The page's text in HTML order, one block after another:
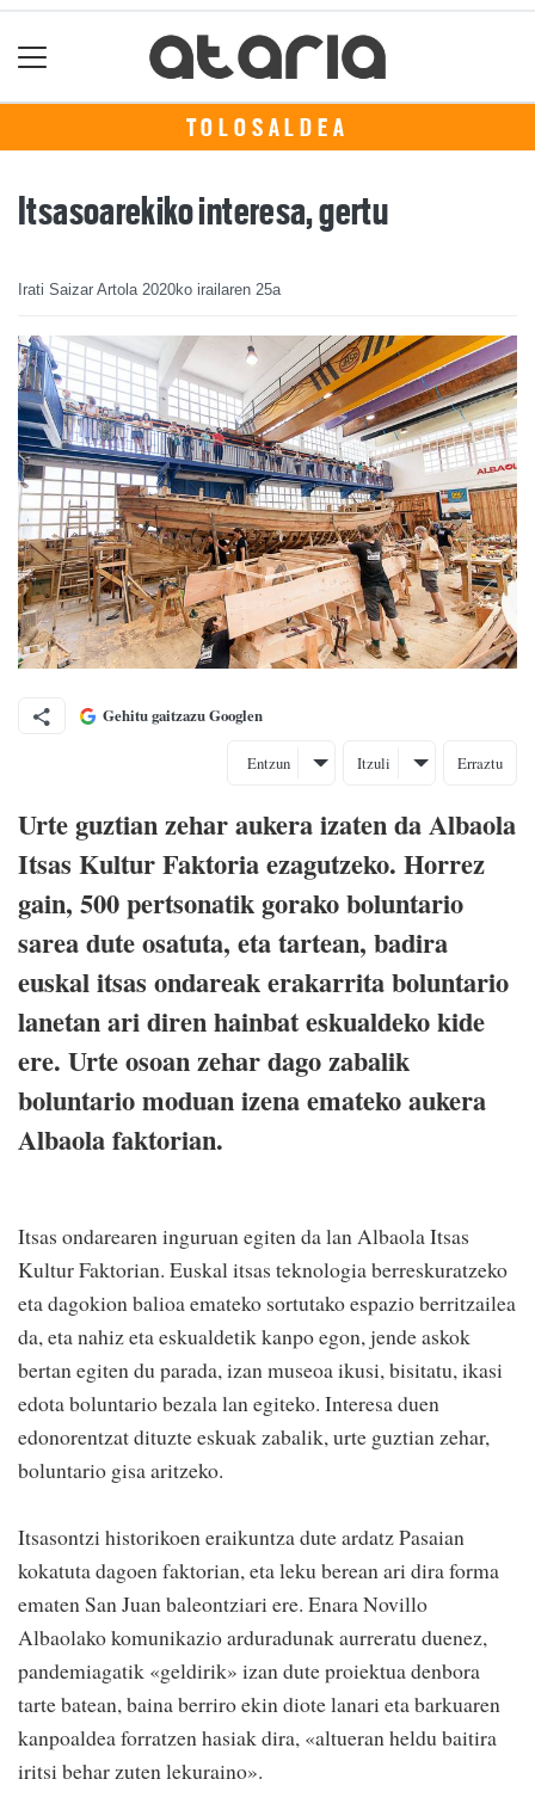
TOLOSALDEA
Itsasoarekiko interesa, gertu
Irati Saizar Artola 2020ko irailaren 25a
Gehitu gaitzazu Googlen
Entzun Itzuli Erraztu
Urte guztian zehar aukera izaten da Albaola
Itsas Kultur Faktoria ezagutzeko. Horrez
gain, 500 pertsonatik gorako boluntario
sarea dute osatuta, eta tartean, badira
euskal itsas ondareak erakarrita boluntario
lanetan ari diren hainbat eskualdeko kide
ere. Urte osoan zehar dago zabalik
boluntario moduan izena emateko aukera
Albaola faktorian.
Itsas ondarearen inguruan egiten da lan Albaola Itsas
Kultur Faktorian. Euskal itsas teknologia berreskuratzeko
eta dagokion balioa emateko sortutako espazio berritzailea
da, eta nahiz eta eskualdetik kanpo egon, jende askok
bertan egiten du parada, izan museoa ikusi, bisitatu, ikasi
edota boluntario bezala lan egiteko. Interesa duen
edonorentzat dituzte eskuak zabalik, urte guztian zehar,
boluntario gisa aritzeko.
Itsasontzi historikoen eraikuntza dute ardatz Pasaian
kokatuta dagoen faktorian, eta leku berean ari dira forma
ematen San Juan baleontziari ere. Enara Novillo
Albaolako komunikazio arduradunak aurreratu duenez,
pandemiagatik «geldirik» izan dute proiektua denbora
tarte batean, baina berriro ekin diote lanari eta barkuaren
kanpoaldea forratzen hasiak dira, «altueran heldu baitira
iritsi behar zuten lekuraino».